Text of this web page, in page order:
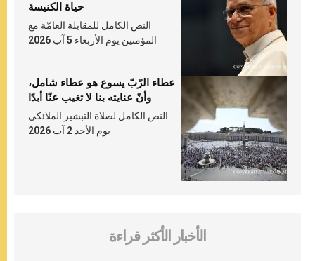
حياة الكنيسة
النص الكامل للمقابلة العامّة مع
المؤمنين يوم الأربعاء 5 آب 2026
عطاء الرّبّ يسوع هو عطاء شامل،
وأنّ عنايته بنا لا تغيب عنّا أبدًا
النص الكامل لصلاة التبشير الملائكي
يوم الأحد 2 آب 2026
الأخبار الأكثر قراءة